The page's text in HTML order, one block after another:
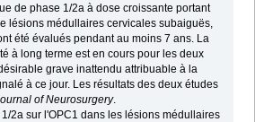
de phase 1/2a à dose croissante portant
lésions médullaires cervicales subaiguës,
été évalués pendant au moins 7 ans. La
à long terme est en cours pour les deux
grave inattendu attribuable à la
à ce jour. Les résultats des deux études
of Neurosurgery.
2a sur l'OPC1 dans les lésions médullaires